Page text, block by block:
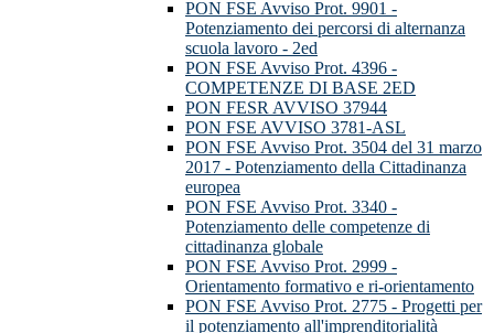
PON FSE Avviso Prot. 9901 -
Potenziamento dei percorsi di alternanza
scuola lavoro - 2ed
PON FSE Avviso Prot. 4396 -
COMPETENZE DI BASE 2ED
PON FESR AVVISO 37944
PON FSE AVVISO 3781-ASL
PON FSE Avviso Prot. 3504 del 31 marzo
2017 - Potenziamento della Cittadinanza
europea
PON FSE Avviso Prot. 3340 -
Potenziamento delle competenze di
cittadinanza globale
PON FSE Avviso Prot. 2999 -
Orientamento formativo e ri-orientamento
PON FSE Avviso Prot. 2775 - Progetti per
il potenziamento all'imprenditorialità